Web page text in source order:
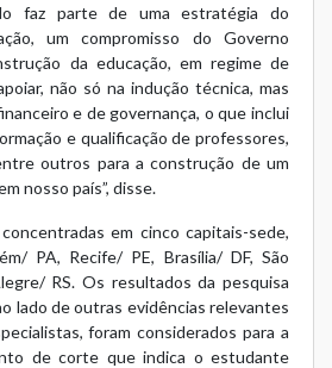
faz parte de uma estratégia do
um compromisso do Governo
da educação, em regime de
não só na indução técnica, mas
e de governança, o que inclui
e qualificação de professores,
outros para a construção de um
nosso país”, disse.
em cinco capitais-sede,
PA, Recife/ PE, Brasília/ DF, São
RS. Os resultados da pesquisa
lado de outras evidências relevantes
foram considerados para a
de corte que indica o estudante